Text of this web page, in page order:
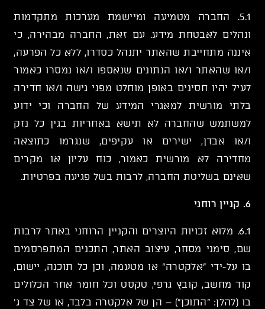
5.1. החברה מטמיעה ומיישמת מערכות מתקדמות
ונהלים לאבטחת מידע. עם זאת, החברה מבהירה, כי
איננה מתחייבת שהאתר יתנהל כסדרו, ללא כל הפרעה,
ו/או שהאתר ו/או הנתונים שנאספו ו/או נמסרו כאמור
לעיל יהיו חסינים באופן מוחלט מפני גישה ו/או חדירה
בלתי מורשית למאגרי המידע של החברה וכי ידוע
למשתמש שהחברה לא תישא באחריות בגין כל נזק
ו/או אבדן, ישירים או עקיפים, שנגרמו כתוצאה
מחדירה לא מורשית כאמור, כוח עליון או מקרים
שאינם בשליטת החברה, לרבות בשל פגיעה בפרטיות.
6. קניין רוחני
6.1. מלוא זכויות היוצרים והקניין הרוחני באתר לרבות
שם, סימני מסחר, עיצוב האתר, התכנים המתפרסמים
בו על-ידי "אלקטרה" או מטעמה, וכן כל תוכנה, יישום,
קוד מחשב, קובץ גרפי, טקסט וכל חומר אחר הכלולים
בו (להלן: "התוכן") – הן של אלקטרה בלבד, או של צד ג'